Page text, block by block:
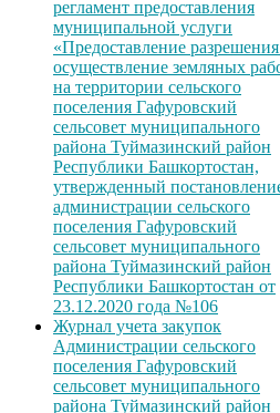
регламент предоставления
муниципальной услуги
«Предоставление
осуществление земляных
на территории сельского
поселения Гафуровский
сельсовет муниципального
района Туймазинский район
Республики Башкортостан,
утвержденный
администрации сельского
поселения Гафуровский
сельсовет муниципального
района Туймазинский район
Республики Башкортостан от
23.12.2020 года №106
Журнал учета закупок
Администрации сельского
поселения Гафуровский
сельсовет муниципального
района Туймазинский район